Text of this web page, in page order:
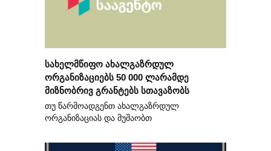
სახელმწიფო ახალგაზრდულ
ორგანიზაციებს 50 000 ლარამდე
მიზნობრივ გრანტებს სთავაზობს
თუ წარმოადგენთ ახალგაზრდულ
ორგანიზაციას და მუშაობთ